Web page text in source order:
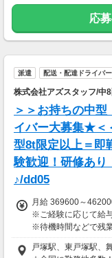
生活費がかからない
を貯金にまわすこと
▼月収例
27万6,575円
＝(時給1,300円×8h＋
▼貯金の目安
＜リゾートバイト＞
住まい ：無
水道光熱費：無料
Wi-Fi代 ：無料
食費 ：無料
スマホ ：0.5万円
社会保険 ：3万円
-----------------------
支出合計 ：5万円
→毎月20万円程度の
短期でお金を貯め
★お仕事開始までの
応
派遣 配送・配達ドライバー
株式会社アズスタッフ/中
＞＞お持ちの中
イバー大募集★＜
型8t限定以上＝即
験歓迎！研修あ
♪/dd05
月給 369600～
※ご経験に応じて給
※待機時間などで残
で残業代をお支払い
※研修・研修時給に
戸塚駅、東戸塚駅、